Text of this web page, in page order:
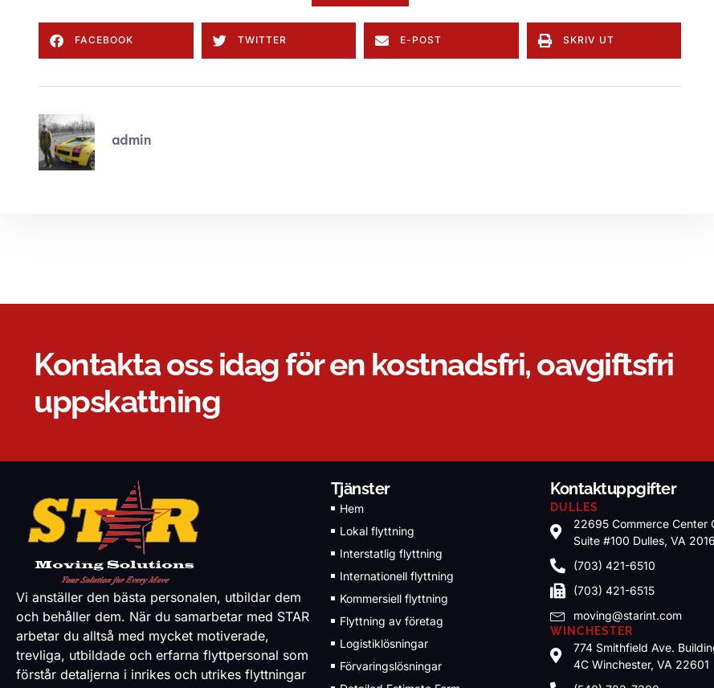
FACEBOOK TWITTER E-POST SKRIV UT
admin
Kontakta oss idag för en kostnadsfri, oavgiftsfri
uppskattning
Vi anställer den bästa personalen, utbildar dem
och behåller dem. När du samarbetar med STAR
arbetar du alltså med mycket motiverade,
trevliga, utbildade och erfarna flyttpersonal som
förstår detaljerna i inrikes och utrikes flyttningar
Tjänster
Hem
Lokal flyttning
Interstatlig flyttning
Internationell flyttning
Kommersiell flyttning
Flyttning av företag
Logistiklösningar
Förvaringslösningar
Kontaktuppgifter
DULLES
22695 Commerce Center
Suite #100 Dulles, VA
(703) 421-6510
(703) 421-6515
moving@starint.com
WINCHESTER
774 Smithfield Ave.
4C Winchester, VA 22601